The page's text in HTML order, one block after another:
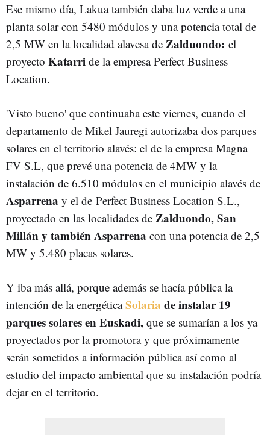
Ese mismo día, Lakua también daba luz verde a una
planta solar con 5480 módulos y una potencia total de
2,5 MW en la localidad alavesa de Zalduondo: el
proyecto Katarri de la empresa Perfect Business
Location.
'Visto bueno' que continuaba este viernes, cuando el
departamento de Mikel Jauregi autorizaba dos parques
solares en el territorio alavés: el de la empresa Magna
FV S.L, que prevé una potencia de 4MW y la
instalación de 6.510 módulos en el municipio alavés de
Asparrena y el de Perfect Business Location S.L.,
proyectado en las localidades de Zalduondo, San
Millán y también Asparrena con una potencia de 2,5
MW y 5.480 placas solares.
Y iba más allá, porque además se hacía pública la
intención de la energéticaSolaria de instalar 19
parques solares en Euskadi, que se sumarían a los ya
proyectados por la promotora y que próximamente
serán sometidos a información pública así como al
estudio del impacto ambiental que su instalación podría
dejar en el territorio.